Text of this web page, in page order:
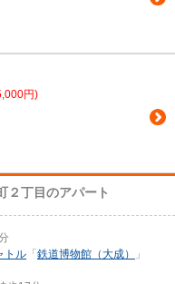
円)
２丁目のアパート
トル 「 鉄道博物館（大成）
」